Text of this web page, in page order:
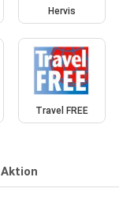
Hervis
Travel FREE
Aktion